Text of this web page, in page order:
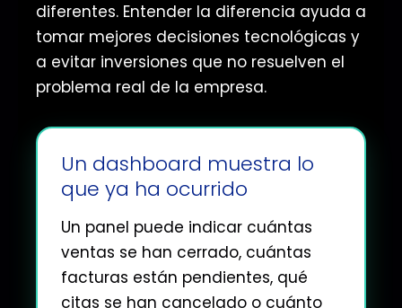
diferentes. Entender la diferencia ayuda a
tomar mejores decisiones tecnológicas y
a evitar inversiones que no resuelven el
problema real de la empresa.
Un dashboard muestra lo
que ya ha ocurrido
Un panel puede indicar cuántas
ventas se han cerrado, cuántas
facturas están pendientes, qué
citas se han cancelado o cuánto